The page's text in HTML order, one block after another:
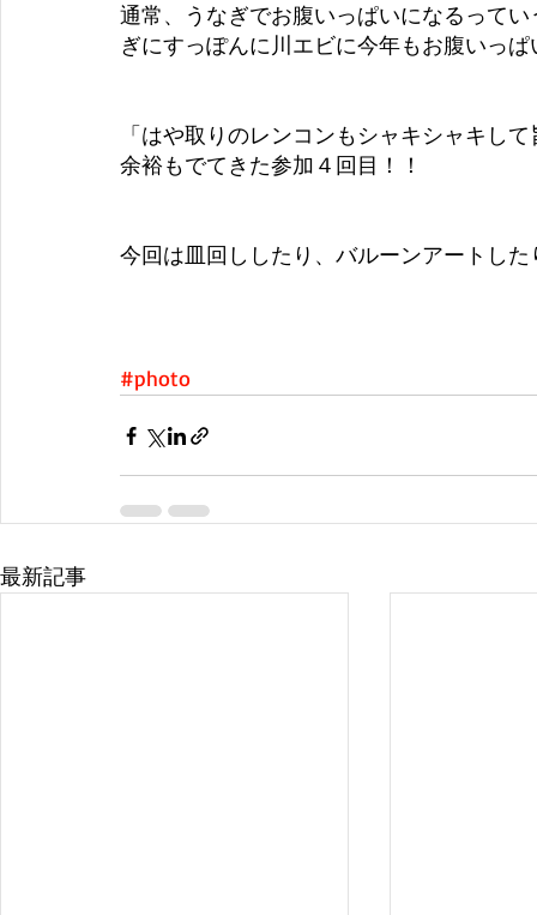
通常、うなぎでお腹いっぱいになるって
ぎにすっぽんに川エビに今年もお腹いっ
「はや取りのレンコンもシャキシャキし
余裕もでてきた参加４回目！！
今回は皿回ししたり、バルーンアートし
#photo
最新記事